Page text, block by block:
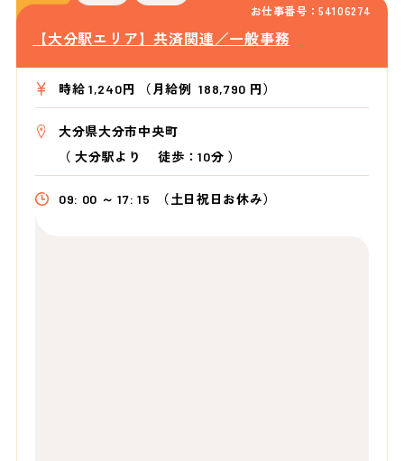
お仕事番号：54106274
【大分駅エリア】共済関連／一般事務
時給 1,240円 （月給例 188,790 円）
大分県大分市中央町
（大分駅より徒歩：10分 ）
09: 00 ～ 17: 15 （土日祝日お休み）